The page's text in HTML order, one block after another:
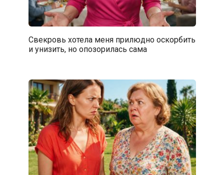
Свекровь хотела меня прилюдно оскорбить
и унизить, но опозорилась сама